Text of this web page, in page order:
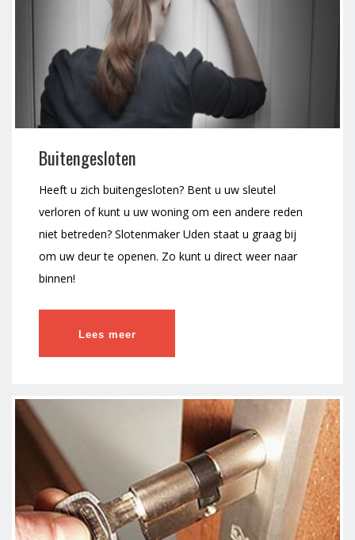
Buitengesloten
Heeft u zich buitengesloten? Bent u uw sleutel
verloren of kunt u uw woning om een andere reden
niet betreden? Slotenmaker Uden staat u graag bij
om uw deur te openen. Zo kunt u direct weer naar
binnen!
Lees meer